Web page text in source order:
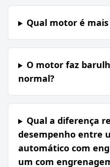
Qual motor é mais
O motor faz
normal?
Qual a diferença
desempenho entre
automático com
um com